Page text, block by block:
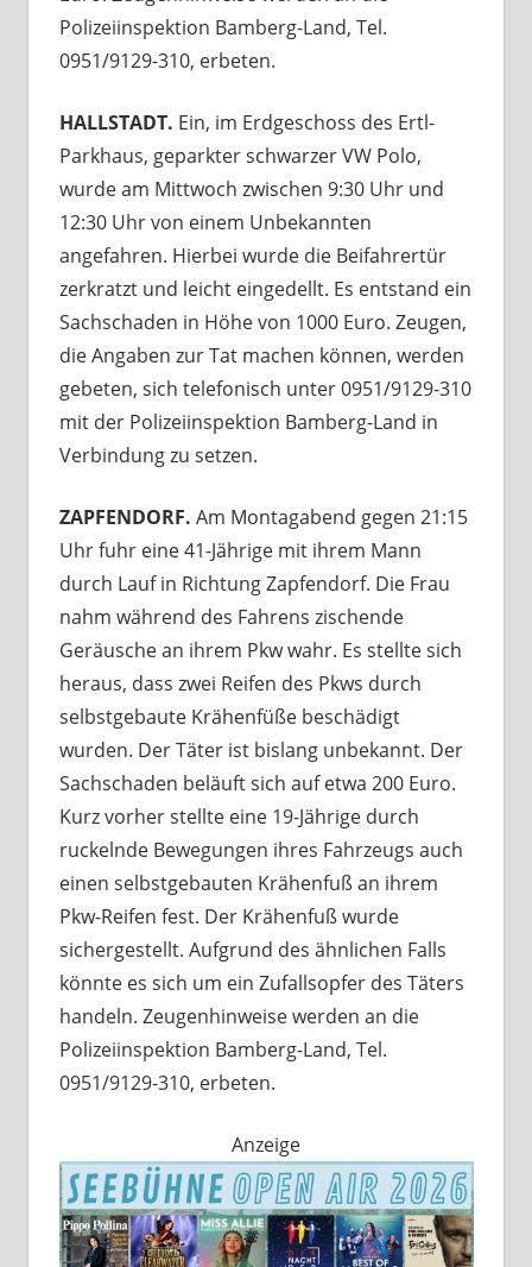
Polizeiinspektion Bamberg-Land, Tel.
0951/9129-310, erbeten.
HALLSTADT. Ein, im Erdgeschoss des Ertl-
Parkhaus, geparkter schwarzer VW Polo,
wurde am Mittwoch zwischen 9:30 Uhr und
12:30 Uhr von einem Unbekannten
angefahren. Hierbei wurde die Beifahrertür
zerkratzt und leicht eingedellt. Es entstand ein
Sachschaden in Höhe von 1000 Euro. Zeugen,
die Angaben zur Tat machen können, werden
gebeten, sich telefonisch unter 0951/9129-310
mit der Polizeiinspektion Bamberg-Land in
Verbindung zu setzen.
ZAPFENDORF. Am Montagabend gegen 21:15
Uhr fuhr eine 41-Jährige mit ihrem Mann
durch Lauf in Richtung Zapfendorf. Die Frau
nahm während des Fahrens zischende
Geräusche an ihrem Pkw wahr. Es stellte sich
heraus, dass zwei Reifen des Pkws durch
selbstgebaute Krähenfüße beschädigt
wurden. Der Täter ist bislang unbekannt. Der
Sachschaden beläuft sich auf etwa 200 Euro.
Kurz vorher stellte eine 19-Jährige durch
ruckelnde Bewegungen ihres Fahrzeugs auch
einen selbstgebauten Krähenfuß an ihrem
Pkw-Reifen fest. Der Krähenfuß wurde
sichergestellt. Aufgrund des ähnlichen Falls
könnte es sich um ein Zufallsopfer des Täters
handeln. Zeugenhinweise werden an die
Polizeiinspektion Bamberg-Land, Tel.
0951/9129-310, erbeten.
Anzeige